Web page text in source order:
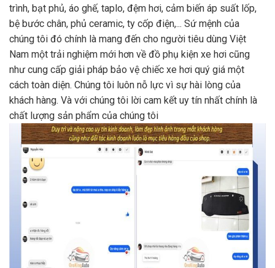
trình, bạt phủ, áo ghế, taplo, đệm hơi, cảm biến áp suất lốp,
bệ bước chân, phủ ceramic, ty cốp điện,... Sứ mệnh của
chúng tôi đó chính là mang đến cho người tiêu dùng Việt
Nam một trải nghiệm mới hơn về đồ phụ kiện xe hơi cũng
như cung cấp giải pháp bảo vệ chiếc xe hơi quý giá một
cách toàn diện. Chúng tôi luôn nỗ lực vì sự hài lòng của
khách hàng. Và với chúng tôi lời cam kết uy tín nhất chính là
chất lượng sản phẩm của chúng tôi